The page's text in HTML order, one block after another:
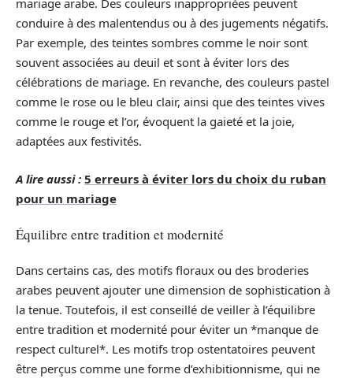
mariage arabe. Des couleurs inappropriées peuvent
conduire à des malentendus ou à des jugements négatifs.
Par exemple, des teintes sombres comme le noir sont
souvent associées au deuil et sont à éviter lors des
célébrations de mariage. En revanche, des couleurs pastel
comme le rose ou le bleu clair, ainsi que des teintes vives
comme le rouge et l’or, évoquent la gaieté et la joie,
adaptées aux festivités.
A lire aussi : 5 erreurs à éviter lors du choix du ruban
pour un mariage
Équilibre entre tradition et modernité
Dans certains cas, des motifs floraux ou des broderies
arabes peuvent ajouter une dimension de sophistication à
la tenue. Toutefois, il est conseillé de veiller à l’équilibre
entre tradition et modernité pour éviter un *manque de
respect culturel*. Les motifs trop ostentatoires peuvent
être perçus comme une forme d’exhibitionnisme, qui ne